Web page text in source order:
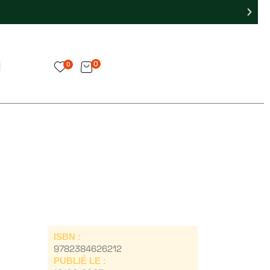
0 0
ISBN :
9782384626212
PUBLIÉ LE :